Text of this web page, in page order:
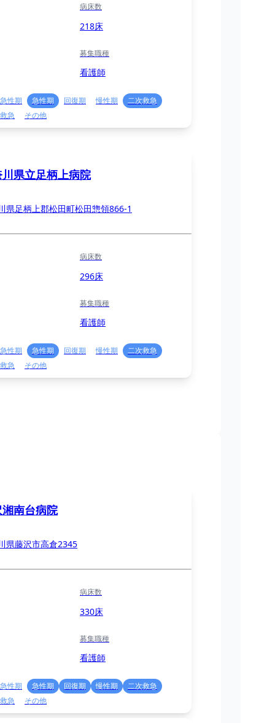
病床数
218床
募集職種
看護師
性期 急性期 回復期 慢性期
二次救急
急
その他
県立足柄上病院
県足柄上郡松田町松田惣領866-1
病床数
296床
募集職種
看護師
性期 急性期 回復期 慢性期
二次救急
急
その他
南台病院
県藤沢市高倉2345
病床数
330床
募集職種
看護師
性期 急性期 回復期 慢性期
二次救急
急
その他